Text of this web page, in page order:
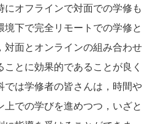
オフラインで対面での学修も
下で完全リモートでの学修と
対面とオンラインの組み合わせ
とに効果的であることが良く
では学修者の皆さんは，時間や
での学びを進めつつ，いざと